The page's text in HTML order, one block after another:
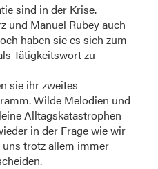
sind in der Krise.
und Manuel Rubey auch
haben sie es sich zum
Tätigkeitswort zu
sie ihr zweites
Wilde Melodien und
Alltagskatastrophen
in der Frage wie wir
trotz allem immer